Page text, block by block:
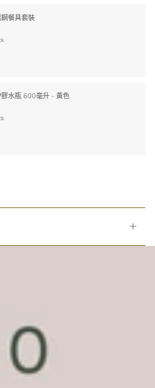
餐具套裝
水瓶 600毫升 - 黃色